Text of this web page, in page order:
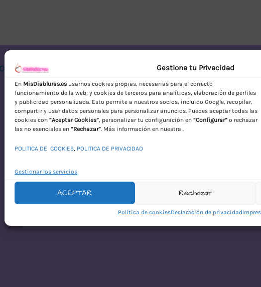
Gestiona tu Privacidad
En MisDiabluras.es usamos cookies propias, necesarias para el correcto
funcionamiento de la web, y cookies de terceros para analíticas, elaboración de perfiles
y publicidad personalizada. Esto permite a nuestros socios, incluido Google, recopilar,
compartir y usar datos personales para personalizar anuncios. Puedes aceptar todas las
cookies con “Aceptar Cookies”, personalizar tu configuración en “Configurar” o rechazar
las no esenciales en “Rechazar”. Más información en nuestra .
POLITICA DE COOKIES, POLITICA DE PRIVACIDAD
Gestionar los servicios
ACEPTAR Rechazar
Política de cookiesDeclaración de privacidad
Online con Envío Discreto en España